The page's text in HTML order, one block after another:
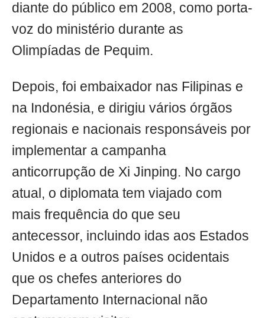
diante do público em 2008, como porta-
voz do ministério durante as
Olimpíadas de Pequim.
Depois, foi embaixador nas Filipinas e
na Indonésia, e dirigiu vários órgãos
regionais e nacionais responsáveis por
implementar a campanha
anticorrupção de Xi Jinping. No cargo
atual, o diplomata tem viajado com
mais frequência do que seu
antecessor, incluindo idas aos Estados
Unidos e a outros países ocidentais
que os chefes anteriores do
Departamento Internacional não